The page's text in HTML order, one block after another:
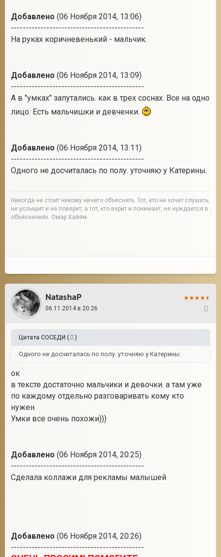
Добавлено (06 Ноября 2014, 13:06)
---------------------------------------------
На руках коричневенький - мальчик.
Добавлено (06 Ноября 2014, 13:09)
---------------------------------------------
А в "умках" запутались. как в трех соснах. Все на одно
лицо. Есть мальчишки и девченки.
Добавлено (06 Ноября 2014, 13:11)
---------------------------------------------
Одного не досчиталась по полу. уточняю у Катерины.
Никогда не стоит никому ничего объяснять. Тот, кто не хочет слушать,
не услышит и не поверит, а тот, кто верит и понимает, не нуждается в
объяснениях. Омар Хайям.
NatashaP
06.11.2014 в 20:26
Цитата СОСЕДИ ( )
Одного не досчиталась по полу. уточняю у Катерины.
ок
в тексте достаточно мальчики и девочки. а там уже
по каждому отдельно разговаривать кому кто
нужен.
Умки все очень похожи)))
Добавлено (06 Ноября 2014, 20:25)
---------------------------------------------
Сделала коллажи для рекламы малышей
Добавлено (06 Ноября 2014, 20:26)
---------------------------------------------